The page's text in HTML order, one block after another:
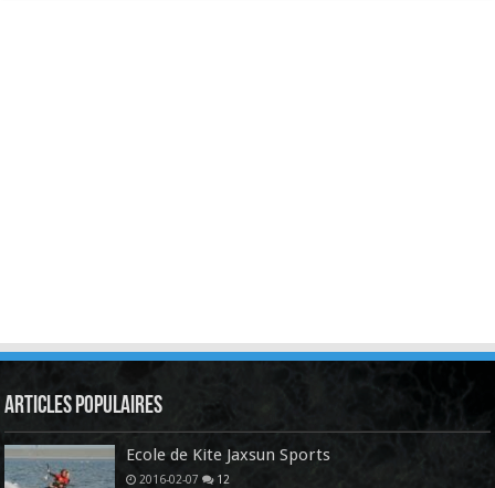
Articles Populaires
Ecole de Kite Jaxsun Sports
2016-02-07 12